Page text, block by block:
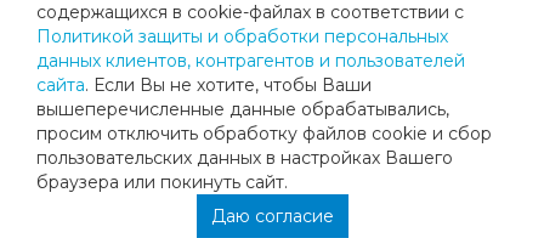
содержащихся в cookie-файлах в соответствии с
Политикой защиты и обработки персональных
данных клиентов, контрагентов и пользователей
сайта. Если Вы не хотите, чтобы Ваши
вышеперечисленные данные обрабатывались,
просим отключить обработку файлов cookie и сбор
пользовательских данных в настройках Вашего
браузера или покинуть сайт.
Даю согласие
Третий турнир подряд, третий финал, только на этот раз
первое место!! Поздравляем Артамонову Дуню с
победой на турнире"Теннис.ру" на призы HEAD-1!
Молодец!